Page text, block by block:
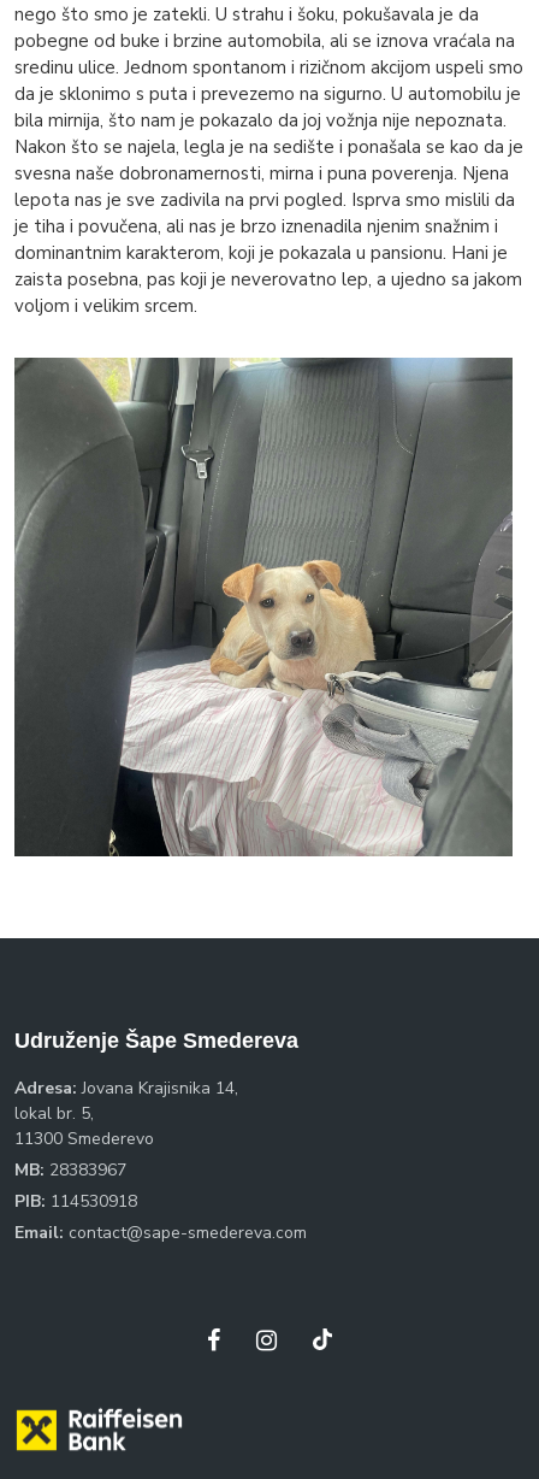
nego što smo je zatekli. U strahu i šoku, pokušavala je da
pobegne od buke i brzine automobila, ali se iznova vraćala na
sredinu ulice. Jednom spontanom i rizičnom akcijom uspeli smo
da je sklonimo s puta i prevezemo na sigurno. U automobilu je
bila mirnija, što nam je pokazalo da joj vožnja nije nepoznata.
Nakon što se najela, legla je na sedište i ponašala se kao da je
svesna naše dobronamernosti, mirna i puna poverenja. Njena
lepota nas je sve zadivila na prvi pogled. Isprva smo mislili da
je tiha i povučena, ali nas je brzo iznenadila njenim snažnim i
dominantnim karakterom, koji je pokazala u pansionu. Hani je
zaista posebna, pas koji je neverovatno lep, a ujedno sa jakom
voljom i velikim srcem.
Udruženje Šape Smedereva
Adresa: Jovana Krajisnika 14,
lokal br. 5,
11300 Smederevo
MB: 28383967
PIB: 114530918
Email: contact@sape-smedereva.com